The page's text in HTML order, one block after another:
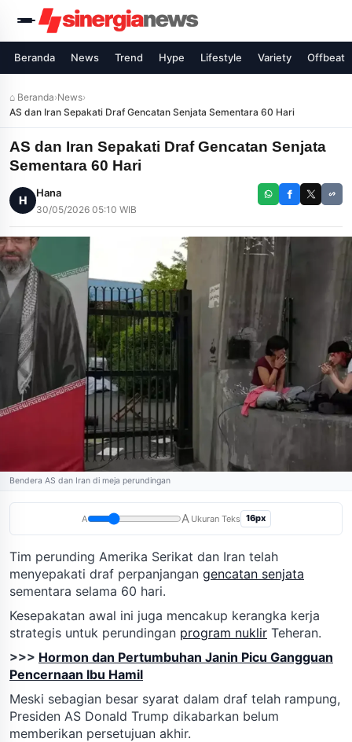
Beranda News Trend Hype Lifestyle Variety Offbeat
⌂ Beranda›News›
AS dan Iran Sepakati Draf Gencatan Senjata Sementara 60 Hari
AS dan Iran Sepakati Draf Gencatan Senjata
Sementara 60 Hari
H
Hana
30/05/2026 05:10 WIB
Bendera AS dan Iran di meja perundingan
A A Ukuran Teks 16px
Tim perunding Amerika Serikat dan Iran telah
menyepakati draf perpanjangan gencatan senjata
sementara selama 60 hari.
Kesepakatan awal ini juga mencakup kerangka kerja
strategis untuk perundingan program nuklir Teheran.
>>> Hormon dan Pertumbuhan Janin Picu Gangguan
Pencernaan Ibu Hamil
Meski sebagian besar syarat dalam draf telah rampung,
Presiden AS Donald Trump dikabarkan belum
memberikan persetujuan akhir.